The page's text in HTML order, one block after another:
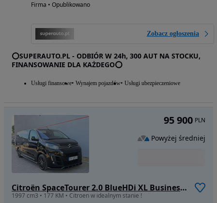
Firma • Opublikowano
Zobacz ogłoszenia
⭕SUPERAUTO.PL - ODBIÓR W 24h, 300 AUT NA STOCKU,
FINANSOWANIE DLA KAŻDEGO⭕
Usługi finansowe Wynajem pojazdów Usługi ubezpieczeniowe
Citroën SpaceTourer 2.0 BlueHDi XL Business Lounge
1997 cm3 • 177 KM • Citroen w idealnym stanie !
95 900 PLN
Powyżej średniej